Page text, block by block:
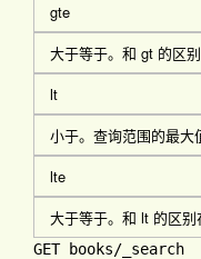
gte
大于等于。和 gt 的区
lt
小于。查询范围的最大
lte
大于等于。和 lt 的区别
GET books